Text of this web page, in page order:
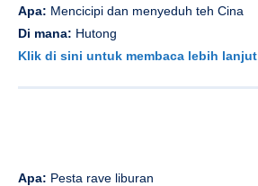
Apa: Mencicipi dan menyeduh teh Cina
Di mana: Hutong
Klik di sini untuk membaca lebih lanjut
Apa: Pesta rave liburan